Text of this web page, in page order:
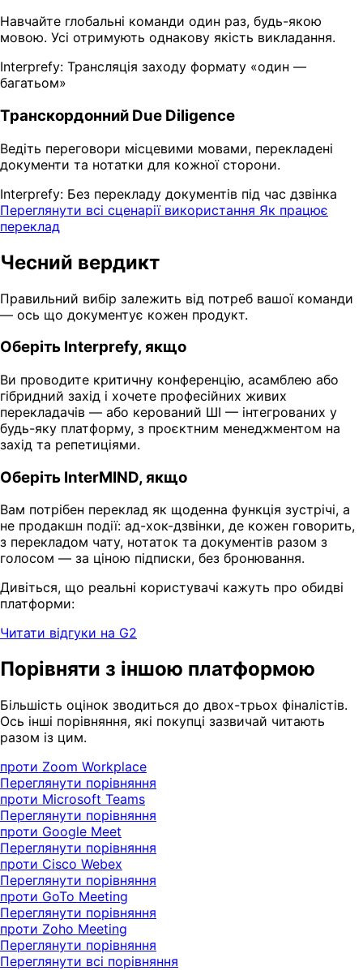
Навчайте глобальні команди один раз, будь-якою
мовою. Усі отримують однакову якість викладання.
Interprefy: Трансляція заходу формату «один —
багатьом»
Транскордонний Due Diligence
Ведіть переговори місцевими мовами, перекладені
документи та нотатки для кожної сторони.
Interprefy: Без перекладу документів під час дзвінка
Переглянути всі сценарії використання Як працює
переклад
Чесний вердикт
Правильний вибір залежить від потреб вашої команди
— ось що документує кожен продукт.
Оберіть Interprefy, якщо
Ви проводите критичну конференцію, асамблею або
гібридний захід і хочете професійних живих
перекладачів — або керований ШІ — інтегрованих у
будь-яку платформу, з проєктним менеджментом на
захід та репетиціями.
Оберіть InterMIND, якщо
Вам потрібен переклад як щоденна функція зустрічі, а
не продакшн події: ад-хок-дзвінки, де кожен говорить,
з перекладом чату, нотаток та документів разом з
голосом — за ціною підписки, без бронювання.
Дивіться, що реальні користувачі кажуть про обидві
платформи:
Читати відгуки на G2
Порівняти з іншою платформою
Більшість оцінок зводиться до двох-трьох фіналістів.
Ось інші порівняння, які покупці зазвичай читають
разом із цим.
проти Zoom Workplace
Переглянути порівняння
проти Microsoft Teams
Переглянути порівняння
проти Google Meet
Переглянути порівняння
проти Cisco Webex
Переглянути порівняння
проти GoTo Meeting
Переглянути порівняння
проти Zoho Meeting
Переглянути порівняння
Переглянути всі порівняння